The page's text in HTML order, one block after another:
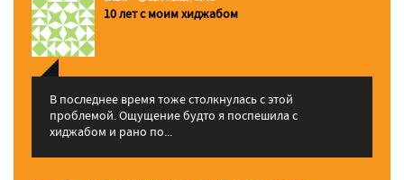
10 лет с моим хиджабом
В последнее время тоже столкнулась с этой
проблемой. Ощущение будто я поспешила с
хиджабом и рано по...